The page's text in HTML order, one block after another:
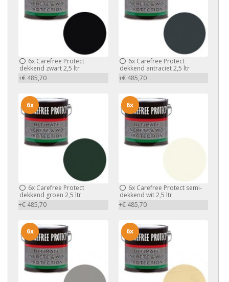
6x Carefree Protect
dekkend zwart 2,5 ltr
+€ 485,70
6xCarefree Protect
dekkend antraciet 2,5 ltr
+€ 485,70
6x Carefree Protect
dekkend groen 2,5 ltr
+€ 485,70
6x
6xCarefree Protect semi-
dekkend wit 2,5 ltr
+€ 485,70
6x
6x 6x